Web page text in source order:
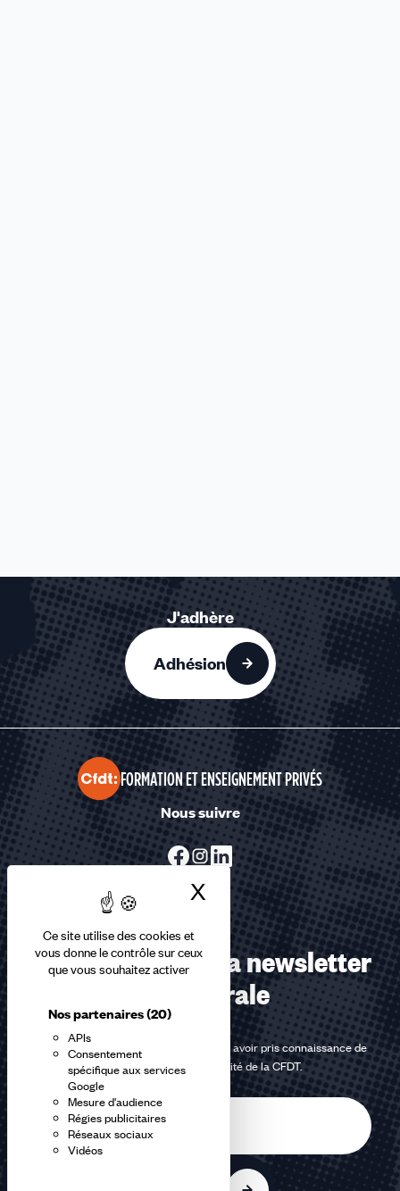
Ce site utilise des cookies et
vous donne le contrôle sur ceux
que vous souhaitez activer
Nos partenaires(20)
APIs
Consentement
spécifique aux services
Google
Mesure d'audience
Régies publicitaires
Réseaux sociaux
Vidéos
X Masquer le
J'adhère
Adhésion
FORMATION ET ENSEIGNEMENT PRIVÉS
Nous suivre
Abonnez-vous à la newsletter
confédérale
En m'inscrivant à la newsletter, j'affirme avoir pris connaissance de
lapolitique de confidentialité de la CFDT.